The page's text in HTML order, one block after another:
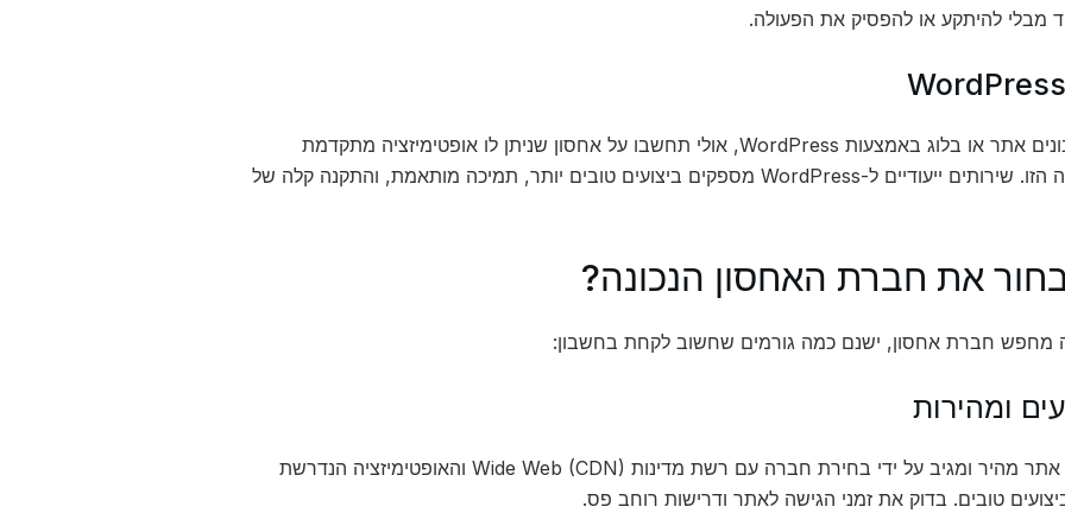
מבלי להיתקע או להפסיק את הפעולה.
אם אתם בונים אתר או בלוג באמצעות WordPress, אולי תחשבו על אחסון שניתן לו אופטימיזציה מתקדמת
לפלטפורמה הזו. שירותים ייעודיים ל-WordPress מספקים ביצועים טובים יותר, תמיכה מותאמת, והתקנה קלה של
את חברת האחסון הנכונה?
חברת אחסון, ישנם כמה גורמים שחשוב לקחת בחשבון:
תשמרו על אתר מהיר ומגיב על ידי בחירת חברה עם רשת מדינות Wide Web (CDN) והאופטימיזציה הנדרשת
טובים. בדוק את זמני הגישה לאתר ודרישות רוחב פס.